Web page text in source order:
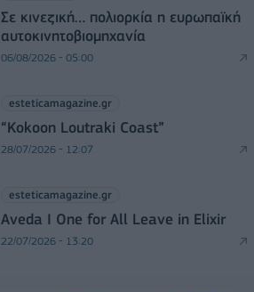
Σε κινεζική… πολιορκία η ευρωπαϊκή
αυτοκινητοβιομηχανία
06/08/2026 - 05:00
esteticamagazine.gr
“Kokoon Loutraki Coast”
28/07/2026 - 12:07
esteticamagazine.gr
Aveda I One for All Leave in Elixir
22/07/2026 - 13:20